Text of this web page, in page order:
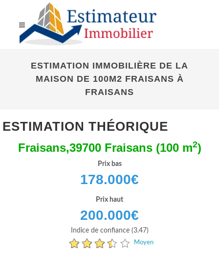
ESTIMATION IMMOBILIÈRE DE LA
MAISON DE 100M2 FRAISANS À
FRAISANS
ESTIMATION THÉORIQUE
Fraisans,39700 Fraisans (100 m2)
Prix bas
178.000€
Prix haut
200.000€
Indice de confiance (3.47)
Moyen